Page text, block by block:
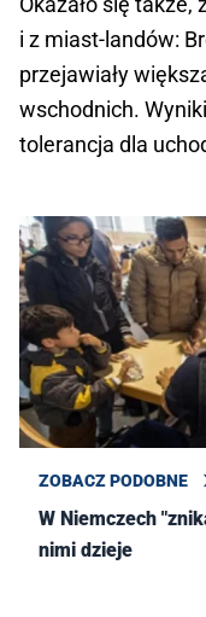
i z miast-landów:
przejawiały
wschodnich.
tolerancja dla
ZOBACZ PODOBNE
W Niemczech
nimi dzieje